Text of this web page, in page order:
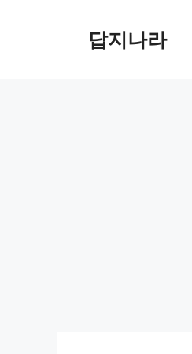
답지나라